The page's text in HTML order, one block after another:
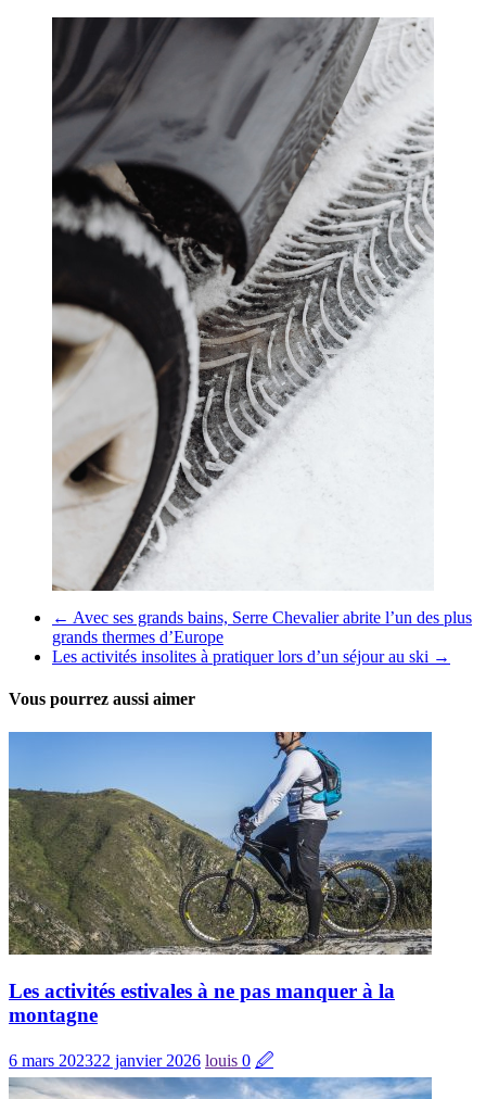
← Avec ses grands bains, Serre Chevalier abrite l’un des plus
grands thermes d’Europe
Les activités insolites à pratiquer lors d’un séjour au ski →
Vous pourrez aussi aimer
Les activités estivales à ne pas manquer à la
montagne
6 mars 202322 janvier 2026 louis 0 🖉